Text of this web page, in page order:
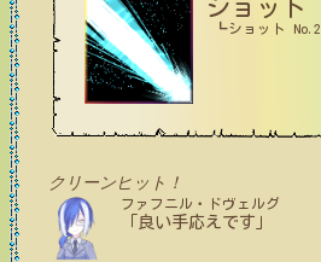
ショット
┗ショット No.2
クリーンヒット！
ファフニル・ドヴェルグ
「良い手応えです」